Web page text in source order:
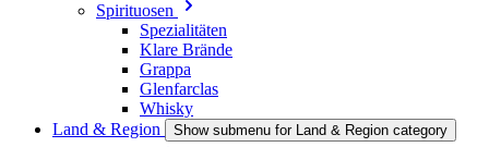
Spirituosen
Spezialitäten
Klare Brände
Grappa
Glenfarclas
Whisky
Land & Region
Show submenu for Land & Region category